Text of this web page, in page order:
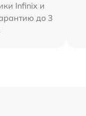
Infinix и
до 3